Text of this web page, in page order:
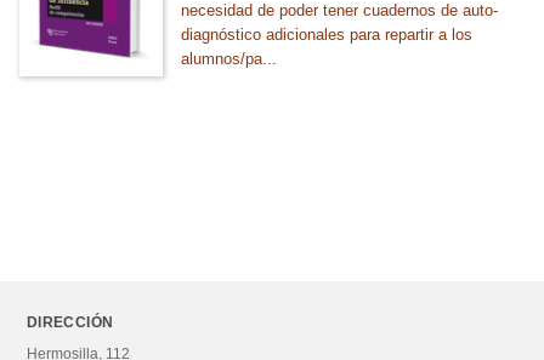
RRHH
Talleres Destrezas
Catálogo Management
Análisis geográfico regional
necesidad de poder tener cuadernos de auto-
diagnóstico adicionales para repartir a los
alumnos/pa...
DIRECCIÓN
Hermosilla, 112